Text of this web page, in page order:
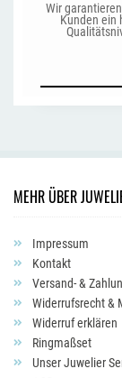
Wir
Kunden ein
MEHR ÜBER
Impressum
Kontakt
Versand- &
Widerrufsrecht &
Widerruf erklären
Ringmaßset
Unser Juwelier